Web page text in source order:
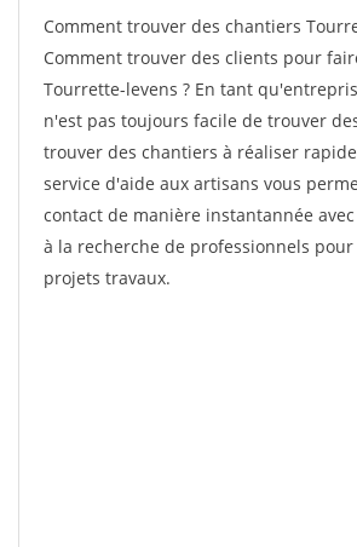
Comment trouver des chantiers
Comment trouver des clients pour
Tourrette-levens ? En tant
n'est pas toujours facile de trouver
trouver des chantiers à réaliser
service d'aide aux artisans vous
contact de manière instantannée
à la recherche de professionnels
projets travaux.